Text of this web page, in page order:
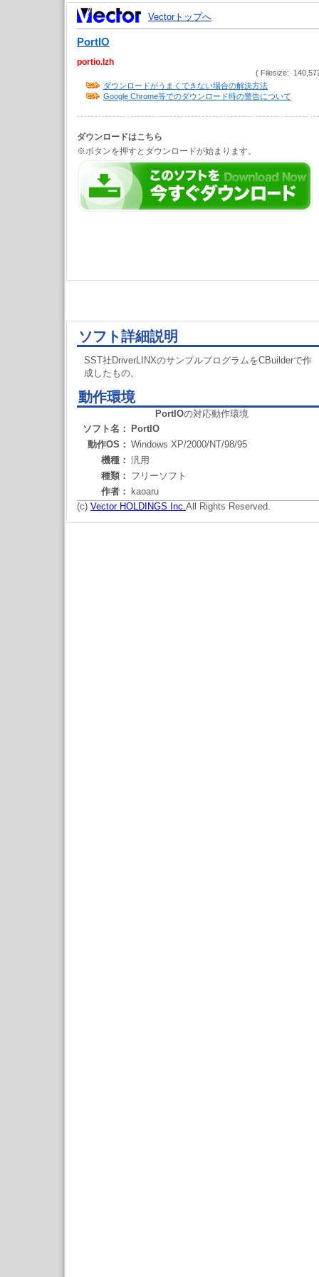
Vectorトップへ
PortIO
portio.lzh
( Filesize:
ダウンロードがうまくできない場合の解決方法
Google Chrome等でのダウンロード時の警告について
ダウンロードはこちら
※ボタンを押すとダウンロードが始まります。
ソフト詳細説明
SST社DriverLINXのサンプルプログラムをCBuilderで作
成したもの。
動作環境
PortIOの対応動作環境
ソフト名：
PortIO
動作OS： Windows XP/2000/NT/98/95
機種： 汎用
種類： フリーソフト
作者：
kaoaru
(c) Vector HOLDINGS Inc.All Rights Reserved.